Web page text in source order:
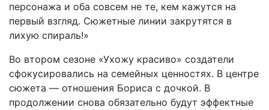
персонажа и оба совсем не те, кем кажутся на
первый взгляд. Сюжетные линии закрутятся в
лихую спираль!»
Во втором сезоне «Ухожу красиво» создатели
сфокусировались на семейных ценностях. В центре
сюжета — отношения Бориса с дочкой. В
продолжении снова обязательно будут эффектные